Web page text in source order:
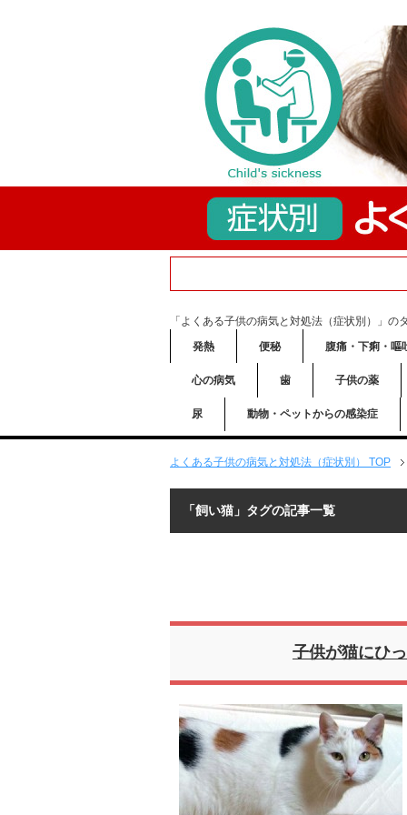
「よくある子供の病気と対処法（症状別）」の
発熱
便秘 腹痛・下痢・嘔
心の病気 歯 子供の薬
尿 動物・ペットからの感染症
よくある子供の病気と対処法（症状別） TOP
「飼い猫」タグの記事一覧
子供が猫にひ